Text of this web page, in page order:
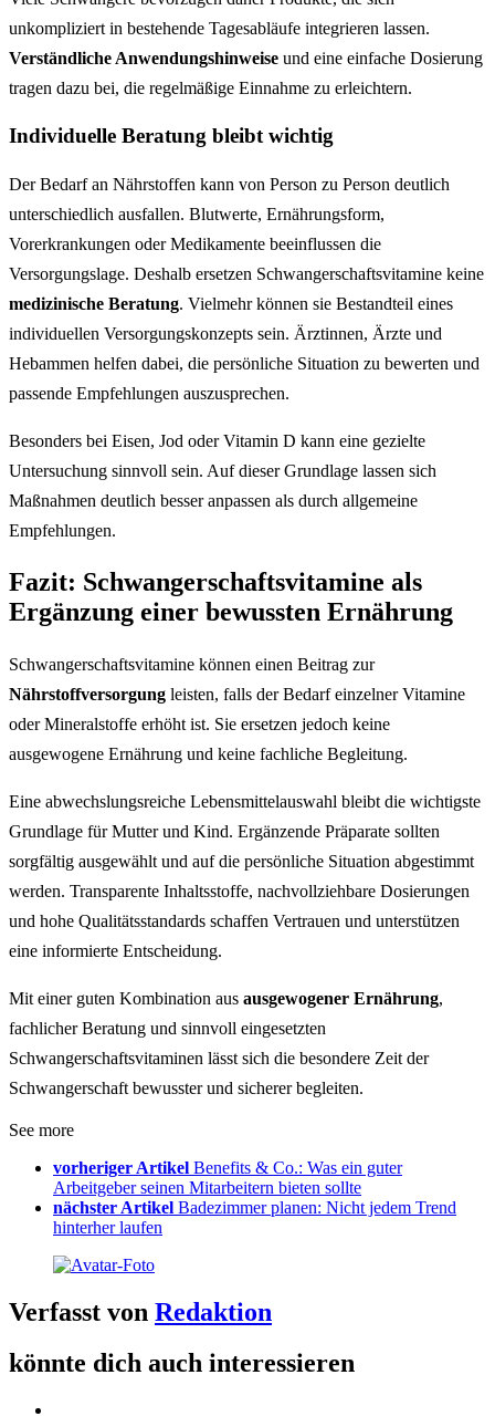
unkompliziert in bestehende Tagesabläufe integrieren lassen.
Verständliche Anwendungshinweise und eine einfache Dosierung
tragen dazu bei, die regelmäßige Einnahme zu erleichtern.
Individuelle Beratung bleibt wichtig
Der Bedarf an Nährstoffen kann von Person zu Person deutlich
unterschiedlich ausfallen. Blutwerte, Ernährungsform,
Vorerkrankungen oder Medikamente beeinflussen die
Versorgungslage. Deshalb ersetzen Schwangerschaftsvitamine keine
medizinische Beratung. Vielmehr können sie Bestandteil eines
individuellen Versorgungskonzepts sein. Ärztinnen, Ärzte und
Hebammen helfen dabei, die persönliche Situation zu bewerten und
passende Empfehlungen auszusprechen.
Besonders bei Eisen, Jod oder Vitamin D kann eine gezielte
Untersuchung sinnvoll sein. Auf dieser Grundlage lassen sich
Maßnahmen deutlich besser anpassen als durch allgemeine
Empfehlungen.
Fazit: Schwangerschaftsvitamine als
Ergänzung einer bewussten Ernährung
Schwangerschaftsvitamine können einen Beitrag zur
Nährstoffversorgung leisten, falls der Bedarf einzelner Vitamine
oder Mineralstoffe erhöht ist. Sie ersetzen jedoch keine
ausgewogene Ernährung und keine fachliche Begleitung.
Eine abwechslungsreiche Lebensmittelauswahl bleibt die wichtigste
Grundlage für Mutter und Kind. Ergänzende Präparate sollten
sorgfältig ausgewählt und auf die persönliche Situation abgestimmt
werden. Transparente Inhaltsstoffe, nachvollziehbare Dosierungen
und hohe Qualitätsstandards schaffen Vertrauen und unterstützen
eine informierte Entscheidung.
Mit einer guten Kombination aus ausgewogener Ernährung,
fachlicher Beratung und sinnvoll eingesetzten
Schwangerschaftsvitaminen lässt sich die besondere Zeit der
Schwangerschaft bewusster und sicherer begleiten.
See more
vorheriger Artikel Benefits & Co.: Was ein guter
Arbeitgeber seinen Mitarbeitern bieten sollte
nächster Artikel Badezimmer planen: Nicht jedem Trend
hinterher laufen
Verfasst von Redaktion
könnte dich auch interessieren